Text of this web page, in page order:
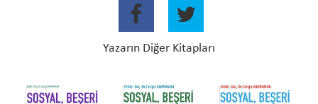
Yazarın Diğer Kitapları